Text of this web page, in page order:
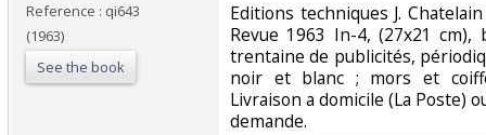
Reference : qi643
(1963)
See the book
‎Editions techniques J.
Revue 1963 In-4, (27x21
trentaine de publicités,
noir et blanc ; mors et
Livraison a domicile (La Poste)
demande.‎